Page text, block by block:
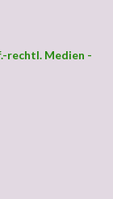
rechtl. Medien -